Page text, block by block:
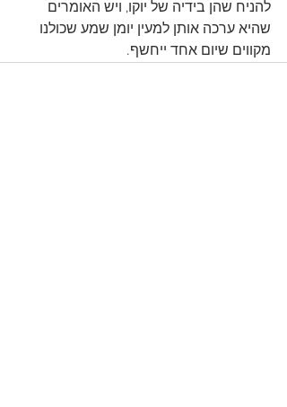
להניח שהן בידיה של יוקו, ויש האומרים
שהיא ערכה אותן למעין יומן שמע שכולנו
מקווים שיום אחד ייחשף.